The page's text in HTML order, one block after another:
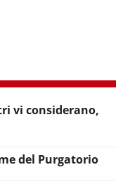
vi considerano,
del Purgatorio